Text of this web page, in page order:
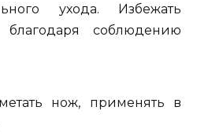
ухода. Избежать
соблюдению
нож, применять в